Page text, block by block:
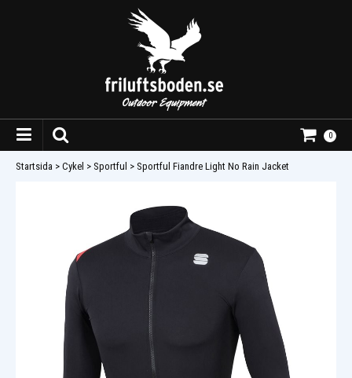
0
Startsida > Cykel > Sportful > Sportful Fiandre Light No Rain Jacket